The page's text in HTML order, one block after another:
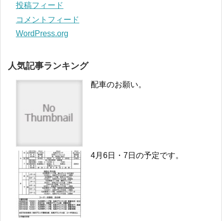
投稿フィード
コメントフィード
WordPress.org
人気記事ランキング
配車のお願い。
4月6日・7日の予定です。